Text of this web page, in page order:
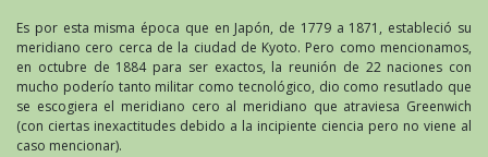
Es por esta misma época que en Japón, de 1779 a 1871, estableció su
meridiano cero cerca de la ciudad de Kyoto. Pero como mencionamos,
en octubre de 1884 para ser exactos, la reunión de 22 naciones con
mucho poderío tanto militar como tecnológico, dio como resutlado que
se escogiera el meridiano cero al meridiano que atraviesa Greenwich
(con ciertas inexactitudes debido a la incipiente ciencia pero no viene al
caso mencionar).